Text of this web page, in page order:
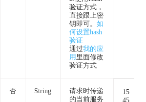
验证方式，
直接跟上密
钥即可。 如
何设置hash
验证
通过我的应
用 里面修改
验证方式
否 String
请求时传递
的当前服务
15
45